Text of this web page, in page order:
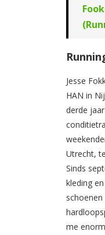
Jesse
HAN in
derde
Utrecht,
Sinds
kleding
me